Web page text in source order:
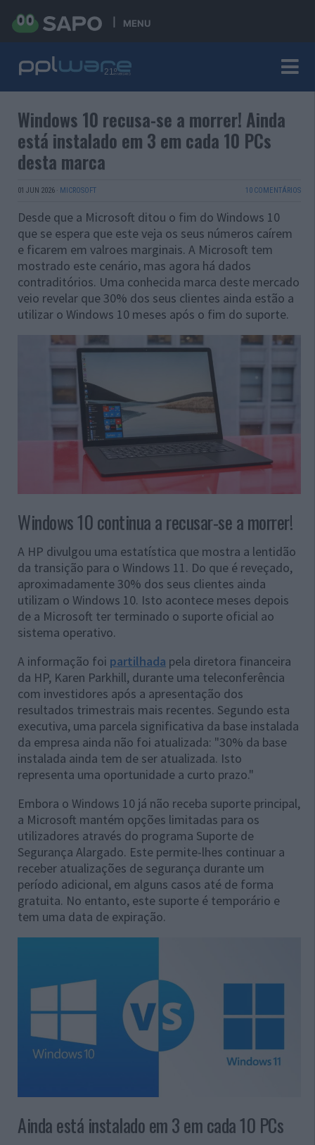
MENU
Windows 10 recusa-se a morrer! Ainda
está instalado em 3 em cada 10 PCs
desta marca
01 JUN 2026 · MICROSOFT 10 COMENTÁRIOS
Desde que a Microsoft ditou o fim do Windows 10
que se espera que este veja os seus números caírem
e ficarem em valroes marginais. A Microsoft tem
mostrado este cenário, mas agora há dados
contraditórios. Uma conhecida marca deste mercado
veio revelar que 30% dos seus clientes ainda estão a
utilizar o Windows 10 meses após o fim do suporte.
Windows 10 continua a recusar-se a morrer!
A HP divulgou uma estatística que mostra a lentidão
da transição para o Windows 11. Do que é reveçado,
aproximadamente 30% dos seus clientes ainda
utilizam o Windows 10. Isto acontece meses depois
de a Microsoft ter terminado o suporte oficial ao
sistema operativo.
A informação foi partilhada pela diretora financeira
da HP, Karen Parkhill, durante uma teleconferência
com investidores após a apresentação dos
resultados trimestrais mais recentes. Segundo esta
executiva, uma parcela significativa da base instalada
da empresa ainda não foi atualizada: "30% da base
instalada ainda tem de ser atualizada. Isto
representa uma oportunidade a curto prazo."
Embora o Windows 10 já não receba suporte principal,
a Microsoft mantém opções limitadas para os
utilizadores através do programa Suporte de
Segurança Alargado. Este permite-lhes continuar a
receber atualizações de segurança durante um
período adicional, em alguns casos até de forma
gratuita. No entanto, este suporte é temporário e
tem uma data de expiração.
Ainda está instalado em 3 em cada 10 PCs